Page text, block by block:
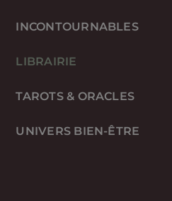
INCONTOURNABLES
LIBRAIRIE
TAROTS & ORACLES
UNIVERS BIEN-ÊTRE